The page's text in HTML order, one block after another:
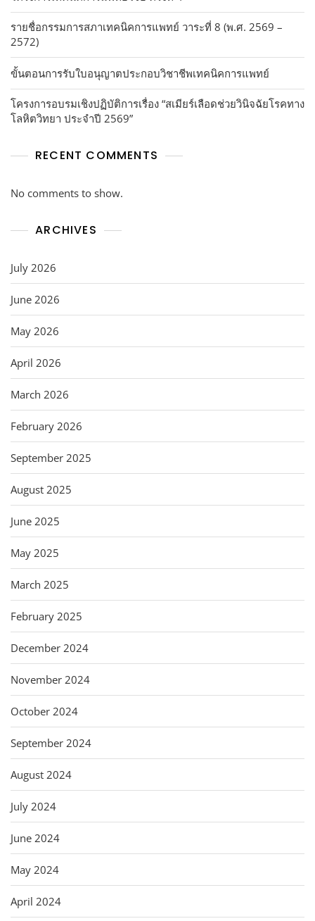
รายชื่อกรรมการสภาเทคนิคการแพทย์ วาระที่ 8 (พ.ศ. 2569 –
2572)
ขั้นตอนการรับใบอนุญาตประกอบวิชาชีพเทคนิคการแพทย์
โครงการอบรมเชิงปฏิบัติการเรื่อง “สเมียร์เลือดช่วยวินิจฉัยโรคทาง
โลหิตวิทยา ประจำปี 2569”
RECENT COMMENTS
No comments to show.
ARCHIVES
July 2026
June 2026
May 2026
April 2026
March 2026
February 2026
September 2025
August 2025
June 2025
May 2025
March 2025
February 2025
December 2024
November 2024
October 2024
September 2024
August 2024
July 2024
June 2024
May 2024
April 2024